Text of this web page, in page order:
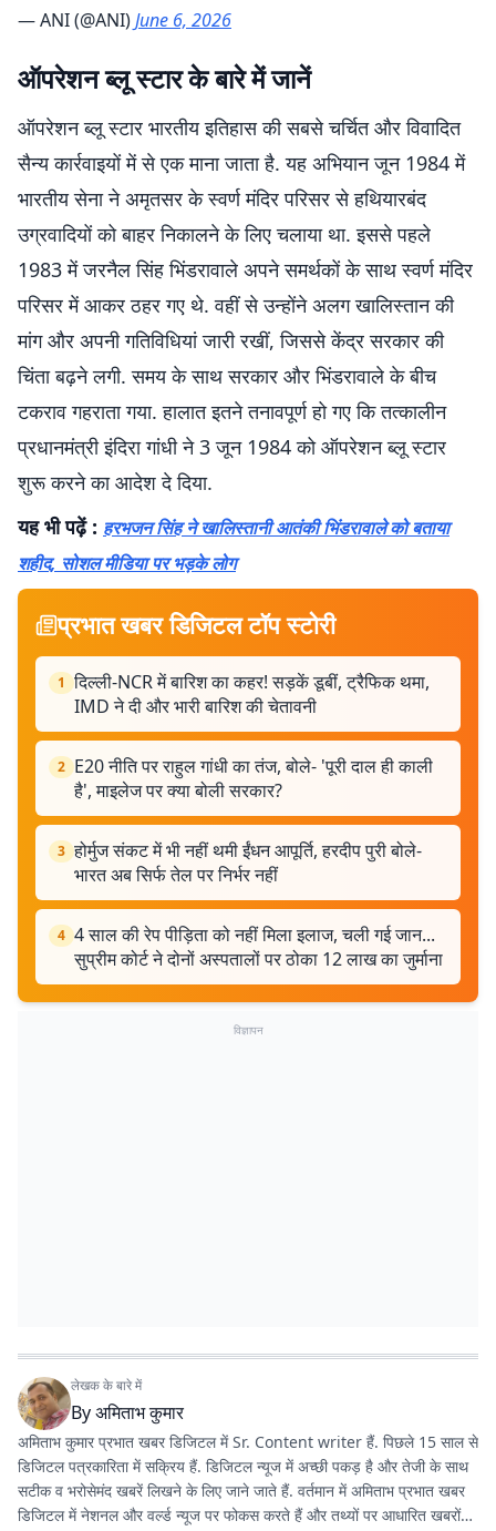
— ANI (@ANI)June 6, 2026
ऑपरेशन ब्लू स्टार के बारे में जानें
ऑपरेशन ब्लू स्टार भारतीय इतिहास की सबसे चर्चित और विवादित
सैन्य कार्रवाइयों में से एक माना जाता है. यह अभियान जून 1984 में
भारतीय सेना ने अमृतसर के स्वर्ण मंदिर परिसर से हथियारबंद
उग्रवादियों को बाहर निकालने के लिए चलाया था. इससे पहले
1983 में जरनैल सिंह भिंडरावाले अपने समर्थकों के साथ स्वर्ण मंदिर
परिसर में आकर ठहर गए थे. वहीं से उन्होंने अलग खालिस्तान की
मांग और अपनी गतिविधियां जारी रखीं, जिससे केंद्र सरकार की
चिंता बढ़ने लगी. समय के साथ सरकार और भिंडरावाले के बीच
टकराव गहराता गया. हालात इतने तनावपूर्ण हो गए कि तत्कालीन
प्रधानमंत्री इंदिरा गांधी ने 3 जून 1984 को ऑपरेशन ब्लू स्टार
शुरू करने का आदेश दे दिया.
यह भी पढ़ें : हरभजन सिंह ने खालिस्तानी आतंकी भिंडरावाले को बताया
शहीद, सोशल मीडिया पर भड़के लोग
प्रभात खबर डिजिटल टॉप स्टोरी
1 दिल्ली-NCR में बारिश का कहर! सड़कें डूबीं, ट्रैफिक थमा,
IMD ने दी और भारी बारिश की चेतावनी
2 E20 नीति पर राहुल गांधी का तंज, बोले- 'पूरी दाल ही काली
है', माइलेज पर क्या बोली सरकार?
3 होर्मुज संकट में भी नहीं थमी ईंधन आपूर्ति, हरदीप पुरी बोले-
भारत अब सिर्फ तेल पर निर्भर नहीं
4 4 साल की रेप पीड़िता को नहीं मिला इलाज, चली गई जान...
सुप्रीम कोर्ट ने दोनों अस्पतालों पर ठोका 12 लाख का जुर्माना
विज्ञापन
लेखक के बारे में
Byअमिताभ कुमार
अमिताभ कुमार प्रभात खबर डिजिटल में Sr. Content writer हैं. पिछले 15 साल से
डिजिटल पत्रकारिता में सक्रिय हैं. डिजिटल न्यूज में अच्छी पकड़ है और तेजी के साथ
सटीक व भरोसेमंद खबरें लिखने के लिए जाने जाते हैं. वर्तमान में अमिताभ प्रभात खबर
डिजिटल में नेशनल और वर्ल्ड न्यूज पर फोकस करते हैं और तथ्यों पर आधारित खबरों